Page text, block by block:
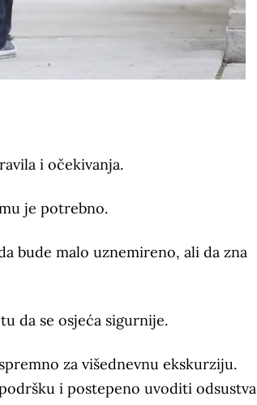
i očekivanja.
je potrebno.
bude malo uznemireno, ali da zna
da se osjeća sigurnije.
za višednevnu ekskurziju.
i postepeno uvoditi odsustva